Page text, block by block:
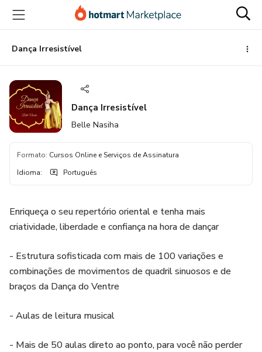
para
conteúdo
principal
para
pagamento
para
rodapéDança Irresistível
Dança Irresistível
Belle Nasiha
Formato: Cursos Online e Serviços de Assinatura
Idioma: Português
Enriqueça o seu repertório oriental e tenha mais
criatividade, liberdade e confiança na hora de dançar
- Estrutura sofisticada com mais de 100 variações e
combinações de movimentos de quadril sinuosos e de
braços da Dança do Ventre
- Aulas de leitura musical
- Mais de 50 aulas direto ao ponto, para você não perder